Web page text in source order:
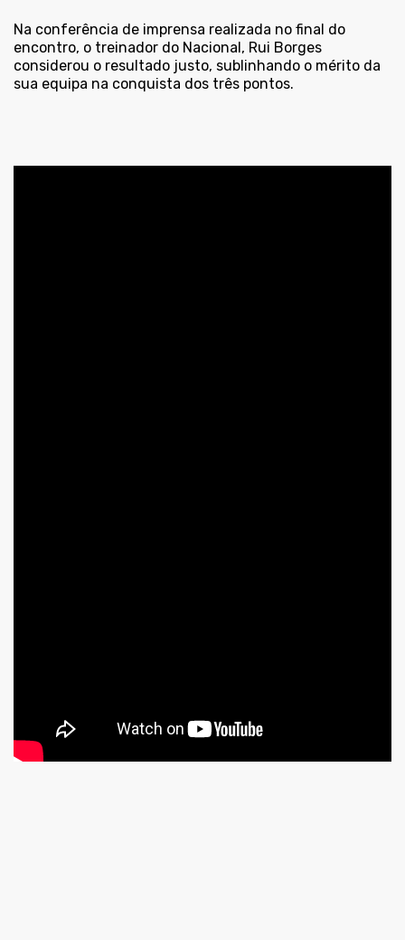
Na conferência de imprensa realizada no final do
encontro, o treinador do Nacional, Rui Borges
considerou o resultado justo, sublinhando o mérito da
sua equipa na conquista dos três pontos.